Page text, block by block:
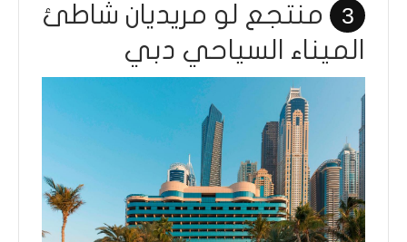
3
منتجع لو مريديان شاطئ
الميناء السياحي دبي